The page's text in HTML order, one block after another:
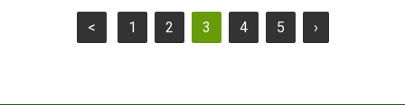
< 1 2 3 4 5 ›